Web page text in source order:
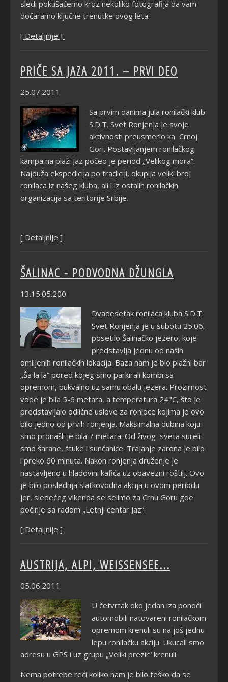
sledi pokušaćemo kroz nekoliko fotografija da vam
dočaramo ključne trenutke ovog leta.
[ Detaljnije ]
PRIČE SA JAZA 2011. – PRVI DEO
25.07.2011.
Sa prvim danima jula ronilački klub
S.D.T. Svet Ronjenja je svoje
aktivnosti preusmerio ka Crnoj
Gori. Postavljanjem ronilačkog
kampa na plaži Jaz počeo je period „Velikog mora“.
Najduža ekspedicija po tradiciji, okuplja veliki broj
ronilaca iz našeg kluba, ali i iz ostalih ronilačkih
organizacija sa teritorije Srbije.
[ Detaljnije ]
ŠALINAC - PODVODNA DŽUNGLA
13.15.05.200
Dvadesetak ronilaca kluba S.D.T.
Svet Ronjenja je u subotu 25.06.
posetilo Šalinačko jezero, koje
predstavlja jednu od naših
omiljenih ronilačkih lokacija. Baza nam je bio plažni bar
„Ša la la“ pored kojeg smo parkirali kombi sa
opremom, bukvalno uz samu obalu jezera. Prozirnost
vode je bila 5-6 metara, a temperatura 24°C, što je
predstavljalo odlične uslove za ronioce kojima je ovo
bilo jedno od prvih ronjenja. Maksimalna dubina koju
smo pronašli je bila 7 metara. Od živog sveta sureli
smo šarane, štuke i sunčanice. Trajanje zarona je bilo
i preko 60 minuta. Nakon ronjenja druženje je
nastavljeno u hladovini kafića uz obavezni roštilj. Ovo
je bilo poslednja slatkovodna akcija u ovom periodu
jer, sledećeg vikenda se selimo za Crnu Goru gde
počinje sa radom „Letnji centar Jaz“.
[ Detaljnije ]
AUSTRIJA, ALPI, WEISSENSEE...
05.06.2011.
U četvrtak oko jedan iza ponoći
automobili natovareni ronilačkom
opremom krenuli su na još jednu
lepu ronilačku akciju. Ukucali smo
adresu u GPS i uz grupu „Veliki prezir“ krenuli.
Nema potrebe reći koliko nam je bilo teško da se